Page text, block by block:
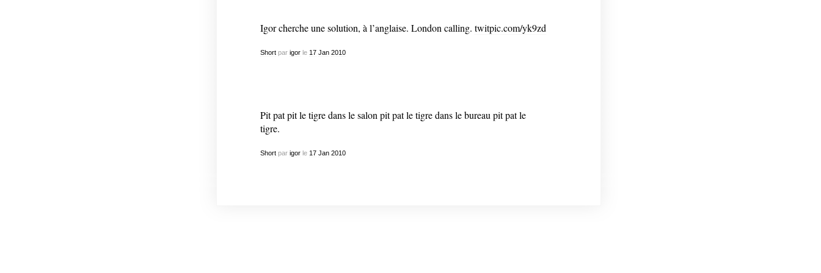
Igor cherche une solution, à l’anglaise. London calling. twitpic.com/yk9zd
Shortpar igorle 17 Jan 2010
Pit pat pit le tigre dans le salon pit pat le tigre dans le bureau pit pat le
tigre.
Shortpar igorle 17 Jan 2010